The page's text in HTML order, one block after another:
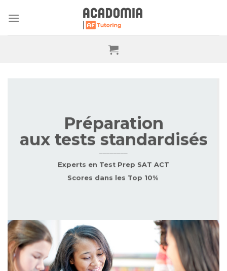
Préparation
aux tests standardisés
————————
Experts en Test Prep SAT ACT
Scores dans les Top 10%